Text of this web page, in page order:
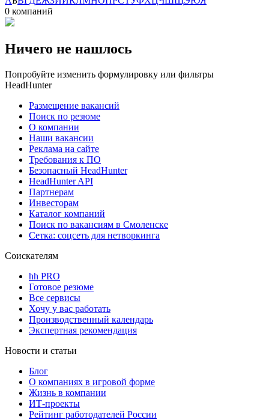
0 компаний
Ничего не нашлось
Попробуйте изменить формулировку или фильтры
HeadHunter
Размещение вакансий
Поиск по резюме
О компании
Наши вакансии
Реклама на сайте
Требования к ПО
Безопасный HeadHunter
HeadHunter API
Партнерам
Инвесторам
Каталог компаний
Поиск по вакансиям в Смоленске
Сетка: соцсеть для нетворкинга
Соискателям
hh PRO
Готовое резюме
Все сервисы
Хочу у вас работать
Производственный календарь
Экспертная рекомендация
Новости и статьи
Блог
О компаниях в игровой форме
Жизнь в компании
ИТ-проекты
Рейтинг работодателей России